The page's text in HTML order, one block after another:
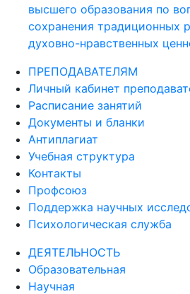
высшего образования по
сохранения традиционных
духовно-нравственных
ПРЕПОДАВАТЕЛЯМ
Личный кабинет
Расписание занятий
Документы и бланки
Антиплагиат
Учебная структура
Контакты
Профсоюз
Поддержка научных
Психологическая служба
ДЕЯТЕЛЬНОСТЬ
Образовательная
Научная